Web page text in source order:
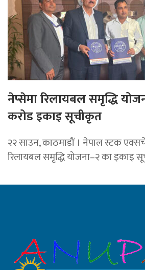
नेप्सेमा रिलायबल समृद्धि
करोड इकाइ सूचीकृत
२२ साउन, काठमाडौं । नेपाल स्टक
रिलायबल समृद्धि योजना–२ का इकाइ